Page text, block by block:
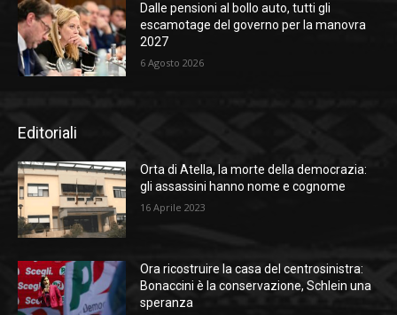
Dalle pensioni al bollo auto, tutti gli
escamotage del governo per la manovra
2027
6 Agosto 2026
Editoriali
Orta di Atella, la morte della democrazia:
gli assassini hanno nome e cognome
16 Aprile 2023
Ora ricostruire la casa del centrosinistra:
Bonaccini è la conservazione, Schlein una
speranza